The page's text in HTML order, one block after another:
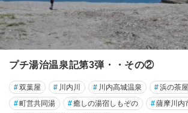
甑
島
水
・
伊
佐
プチ湯治温泉記第3弾・・その②
#双葉屋 # 川内川 # 川内高城温泉 #浜の茶屋
#町営共同湯 #癒しの湯宿しもぞの #薩摩川内